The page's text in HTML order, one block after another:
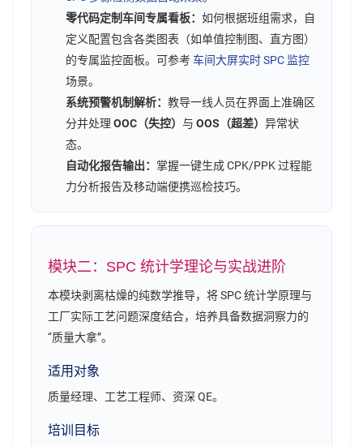
零代码定制车间专属看板： 如何根据班组需求，自
定义配置包含各类图表（如单值控制图、直方图）
的专属监控面板。可参考车间大屏实时 SPC 监控
场景。
系统预警机制解析： 教导一线人员在界面上准确区
分并处理 OOC（失控） 与 OOS（超差） 异常状
态。
自动化报告输出： 掌握一键生成 CPK/PPK 过程能
力分析报告及移动端便携巡检技巧。
模块二：SPC 统计学理论与实战进阶
本模块剥离枯燥的纯数学推导，将 SPC 统计学原理与
工厂实际工艺问题深度结合，培养具备数据洞察力的
“质量大拿”。
适用对象
质量经理、工艺工程师、资深 QE。
培训目标